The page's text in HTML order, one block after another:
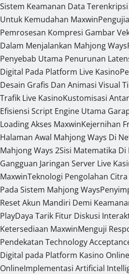
Sistem Keamanan Data
Untuk Kemudahan Maxwin
Pemrosesan Kompresi Gambar
Dalam Menjalankan Mahjong Ways
Penyebab Utama Penurunan
Digital Pada Platform Live Kasino
Desain Grafis Dan Animasi Visual
Trafik Live KasinoKustomisasi
Efisiensi Script Engine Utama
Loading Akses MaxwinKejernihan
Halaman Awal Mahjong Ways Di
Mahjong Ways 2Sisi Matematika
Gangguan Jaringan Server Live
MaxwinTeknologi Pengolahan
Pada Sistem Mahjong Ways
Reset Akun Mandiri Demi
PlayDaya Tarik Fitur Diskusi
Ketersediaan MaxwinMenguji
Pendekatan Technology
Digital pada Platform Kasino
OnlineImplementasi Artificial